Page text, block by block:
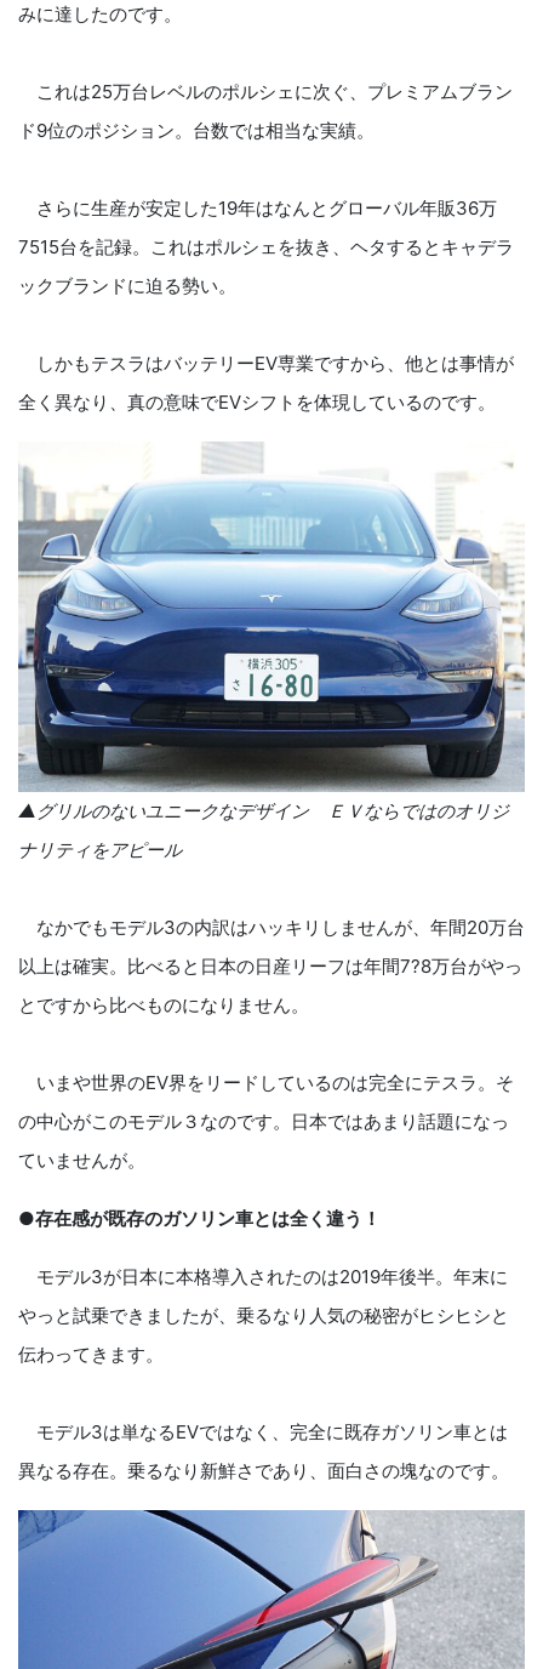
みに達したのです。
これは25万台レベルのポルシェに次ぐ、プレミアムブラン
ド9位のポジション。台数では相当な実績。
さらに生産が安定した19年はなんとグローバル年販36万
7515台を記録。これはポルシェを抜き、ヘタするとキャデラ
ックブランドに迫る勢い。
しかもテスラはバッテリーEV専業ですから、他とは事情が
全く異なり、真の意味でEVシフトを体現しているのです。
▲グリルのないユニークなデザイン ＥＶならではのオリジ
ナリティをアピール
なかでもモデル3の内訳はハッキリしませんが、年間20万台
以上は確実。比べると日本の日産リーフは年間7?8万台がやっ
とですから比べものになりません。
いまや世界のEV界をリードしているのは完全にテスラ。そ
の中心がこのモデル３なのです。日本ではあまり話題になっ
ていませんが。
●存在感が既存のガソリン車とは全く違う！
モデル3が日本に本格導入されたのは2019年後半。年末に
やっと試乗できましたが、乗るなり人気の秘密がヒシヒシと
伝わってきます。
モデル3は単なるEVではなく、完全に既存ガソリン車とは
異なる存在。乗るなり新鮮さであり、面白さの塊なのです。